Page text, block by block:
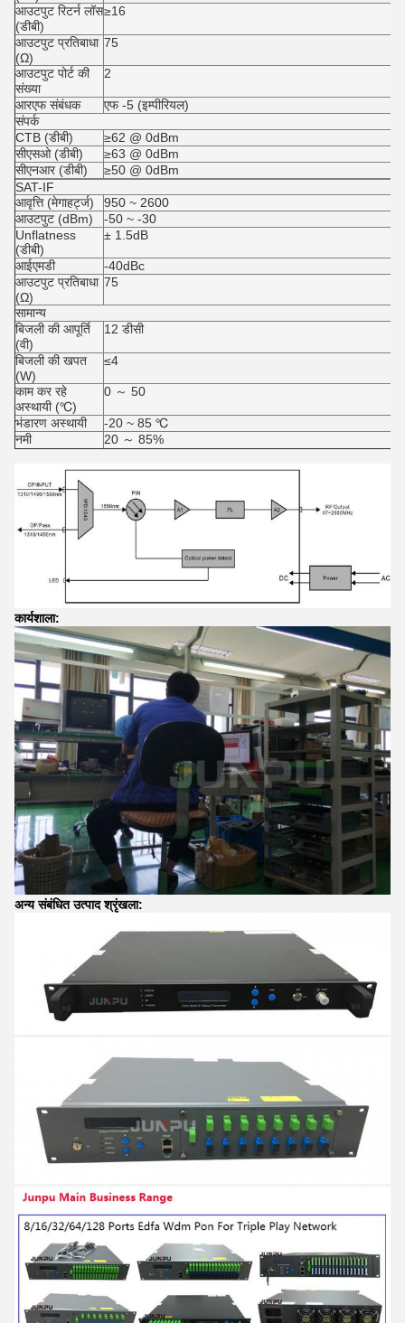
आउटपुट रिटर्न लॉस
(डीबी)
≥16
आउटपुट प्रतिबाधा
(Ω)
75
आउटपुट पोर्ट की
संख्या
2
आरएफ संबंधक
एफ -5 (इम्पीरियल)
संपर्क
CTB (डीबी)
≥62 @ 0dBm
सीएसओ (डीबी)
≥63 @ 0dBm
सीएनआर (डीबी)
≥50 @ 0dBm
SAT-IF
आवृत्ति (मेगाहर्ट्ज)
950 ~ 2600
आउटपुट (dBm)
-50 ~ -30
Unflatness
(डीबी)
± 1.5dB
आईएमडी
-40dBc
आउटपुट प्रतिबाधा
(Ω)
75
सामान्य
बिजली की आपूर्ति
(वी)
12 डीसी
बिजली की खपत
(W)
≤4
काम कर रहे
अस्थायी (℃)
0 ～ 50
भंडारण अस्थायी
-20 ~ 85 ℃
नमी
20 ～ 85%
कार्यशाला:
अन्य संबंधित उत्पाद श्रृंखला: